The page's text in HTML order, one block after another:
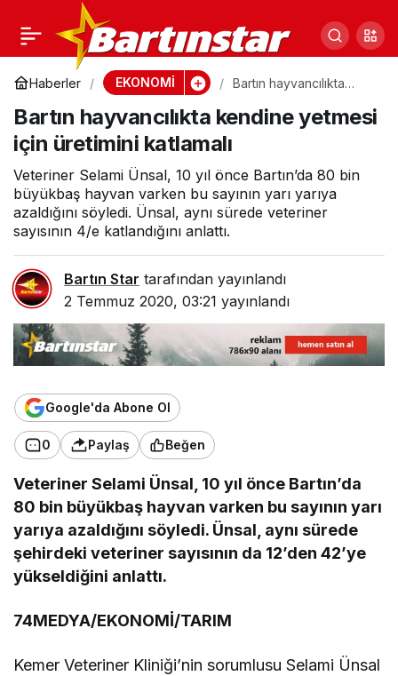
Haberler EKONOMİ
Bartın hayvancılıkta
üretimini katlamalı
Bartın hayvancılıkta kendine yetmesi
için üretimini katlamalı
Veteriner Selami Ünsal, 10 yıl önce Bartın’da 80 bin
büyükbaş hayvan varken bu sayının yarı yarıya
azaldığını söyledi. Ünsal, aynı sürede veteriner
sayısının 4/e katlandığını anlattı.
Bartın Star tarafından yayınlandı
2 Temmuz 2020, 03:21 yayınlandı
Google'da Abone Ol
0 Paylaş Beğen
Veteriner Selami Ünsal, 10 yıl önce Bartın’da
80 bin büyükbaş hayvan varken bu sayının yarı
yarıya azaldığını söyledi. Ünsal, aynı sürede
şehirdeki veteriner sayısının da 12’den 42’ye
yükseldiğini anlattı.
74MEDYA/EKONOMİ/TARIM
Kemer Veteriner Kliniği’nin sorumlusu Selami Ünsal
Covid-19 sürecinde yeni
önlemler açıklandı
0 Paylaş